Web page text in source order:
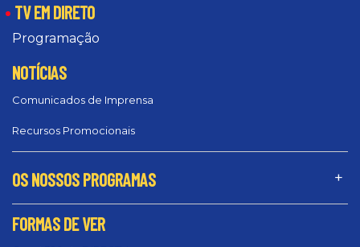
TV EM DIRETO
Programação
NOTÍCIAS
Comunicados de Imprensa
Recursos Promocionais
OS NOSSOS PROGRAMAS
FORMAS DE VER